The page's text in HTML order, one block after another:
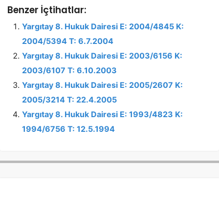
Benzer İçtihatlar:
Yargıtay 8. Hukuk Dairesi E: 2004/4845 K:
2004/5394 T: 6.7.2004
Yargıtay 8. Hukuk Dairesi E: 2003/6156 K:
2003/6107 T: 6.10.2003
Yargıtay 8. Hukuk Dairesi E: 2005/2607 K:
2005/3214 T: 22.4.2005
Yargıtay 8. Hukuk Dairesi E: 1993/4823 K:
1994/6756 T: 12.5.1994